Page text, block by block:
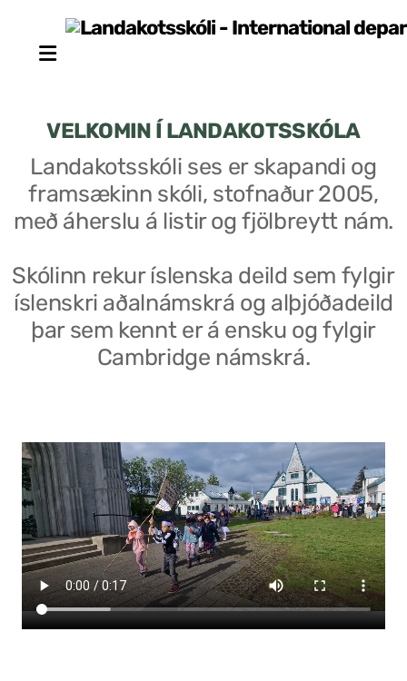
VELKOMIN Í LANDAKOTSSKÓLA
Landakotsskóli ses er skapandi og
framsækinn skóli, stofnaður 2005,
með áherslu á listir og fjölbreytt nám.
Skólinn rekur íslenska deild sem fylgir
íslenskri aðalnámskrá og alþjóðadeild
þar sem kennt er á ensku og fylgir
Cambridge námskrá.
Stjórn sjálfseignarstofnunar
Skólaráð
Fundargerðir skólaráðs
Stjórnendateymi
Skólareglur
Starfsáætlun
Frístund
Upplýsingar um innritun